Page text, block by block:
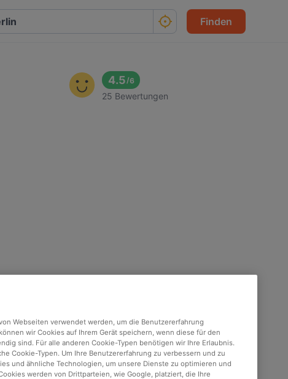
Finden
4.5/6
25 Bewertungen
Webseiten verwendet werden, um die Benutzererfahrung
wir Cookies auf Ihrem Gerät speichern, wenn diese für den
sind. Für alle anderen Cookie-Typen benötigen wir Ihre Erlaubnis.
Cookie-Typen. Um Ihre Benutzererfahrung zu verbessern und zu
und ähnliche Technologien, um unsere Dienste zu optimieren und
werden von Drittparteien, wie Google, platziert, die Ihre